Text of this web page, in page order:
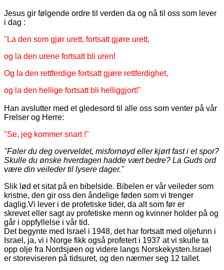
Jesus gir følgende ordre til verden da og nå til oss som lever
i dag :
"La den som gjør urett, fortsatt gjøre urett,
og la den urene fortsatt bli uren!
Og la den rettferdige fortsatt gjøre rettferdighet,
og la den hellige fortsatt bli helliggjort!"
Han avslutter med et gledesord til alle oss som venter på vår
Frelser og Herre:
"Se, jeg kommer snart !"
"Føler du deg overveldet, misfornøyd eller kjørt fast i et spor?
Skulle du ønske hverdagen hadde vært bedre? La Guds ord
være din veileder til lysere dager."
Slik lød et sitat på en bibelside. Bibelen er vår veileder som
kristne, den gir oss den åndelige føden som vi trenger
daglig.Vi lever i de profetiske tider, da alt som før er
skrevet eller sagt av profetiske menn og kvinner holder på og
går i oppfyllelse i vår tid.
Det begynte med Israel i 1948, det har fortsatt med oljefunn i
Israel, ja, vi i Norge fikk også profetert i 1937 at vi skulle ta
opp olje fra Nordsjøen og videre langs Norskekysten.Israel
er storeviseren på tidsuret, og den nærmer seg 12 tallet.